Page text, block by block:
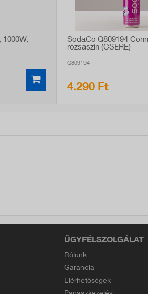
1000W,
SodaCo Q809194
rózsaszín (CSERE)
Q809194
4.290 Ft
ÜGYFÉLSZOLGÁLAT
Rólunk
Garancia
Elérhetőségek